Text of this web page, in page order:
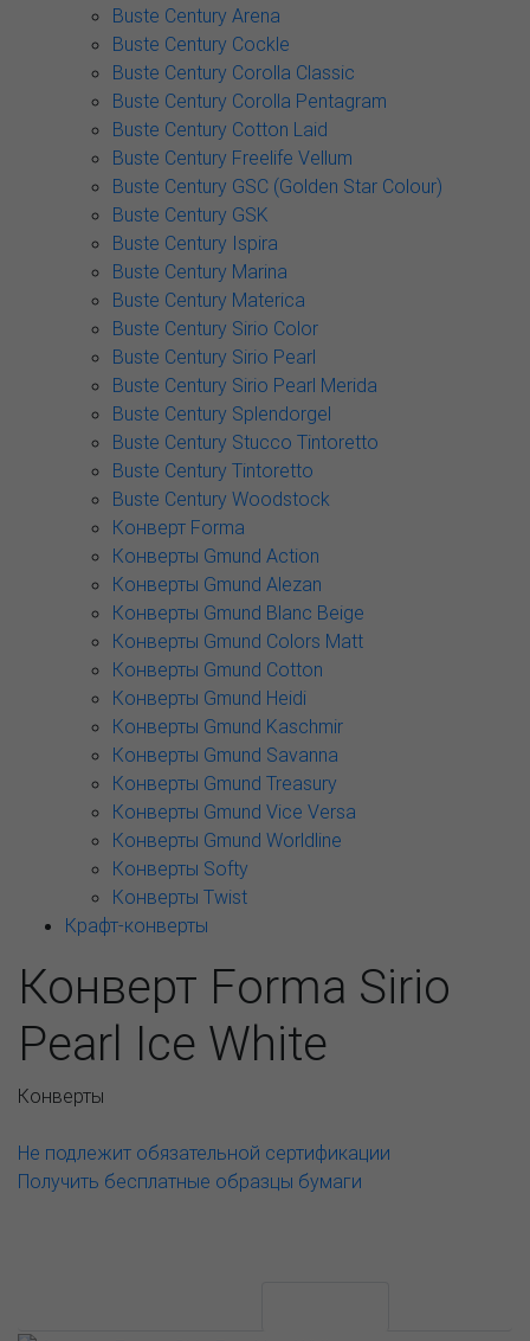
Buste Century Arena
Buste Century Cockle
Buste Century Corolla Classic
Buste Century Corolla Pentagram
Buste Century Cotton Laid
Buste Century Freelife Vellum
Buste Century GSC (Golden Star Colour)
Buste Century GSK
Buste Century Ispira
Buste Century Marina
Buste Century Materica
Buste Century Sirio Color
Buste Century Sirio Pearl
Buste Century Sirio Pearl Merida
Buste Century Splendorgel
Buste Century Stucco Tintoretto
Buste Century Tintoretto
Buste Century Woodstock
Конверт Forma
Конверты Gmund Action
Конверты Gmund Alezan
Конверты Gmund Blanc Beige
Конверты Gmund Colors Matt
Конверты Gmund Cotton
Конверты Gmund Heidi
Конверты Gmund Kaschmir
Конверты Gmund Savanna
Конверты Gmund Treasury
Конверты Gmund Vice Versa
Конверты Gmund Worldline
Конверты Softy
Конверты Twist
Крафт-конверты
Конверт Forma Sirio
Pearl Ice White
Конверты
Не подлежит обязательной сертификации
Получить бесплатные образцы бумаги